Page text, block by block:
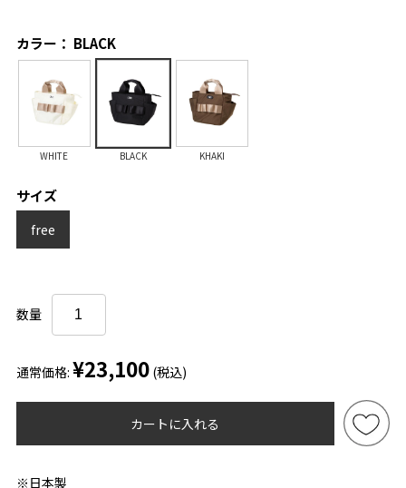
カラー： BLACK
WHITE BLACK KHAKI
サイズ
free
数量
通常価格: ¥23,100 (税込)
カートに入れる
※日本製